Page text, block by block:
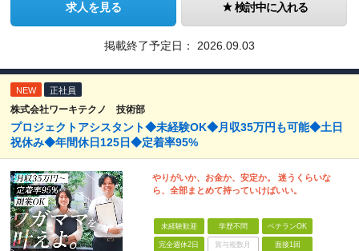
求人を見る 検討中に入れる
掲載終了予定日： 2026.09.03
NEW 正社員
株式会社ワーキテクノ 技術部
プロジェクトアシスタント◆未経験OK◆月収35万円も可能◆土日
祝休み◆年間休日125日◆定着率95%
やりがいか、お金か、安定か。 迷うくらいな
ら、全部まとめて持っていけばいい。
未経験歓迎 学歴不問 ベテランOK
完全週休2日 賞与複数月 面接1回